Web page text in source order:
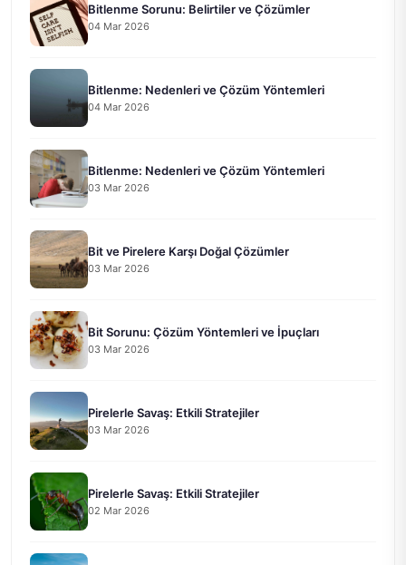
Bitlenme Sorunu: Belirtiler ve Çözümler
04 Mar 2026
Bitlenme: Nedenleri ve Çözüm Yöntemleri
04 Mar 2026
Bitlenme: Nedenleri ve Çözüm Yöntemleri
03 Mar 2026
Bit ve Pirelere Karşı Doğal Çözümler
03 Mar 2026
Bit Sorunu: Çözüm Yöntemleri ve İpuçları
03 Mar 2026
Pirelerle Savaş: Etkili Stratejiler
03 Mar 2026
Pirelerle Savaş: Etkili Stratejiler
02 Mar 2026